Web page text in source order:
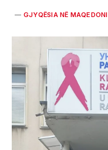
GJYQËSIA NË MAQEDONI